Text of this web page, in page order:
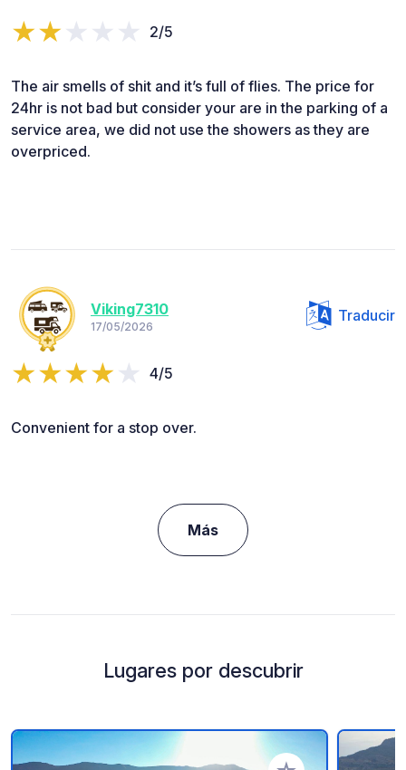
2/5
The air smells of shit and it’s full of flies. The price for
24hr is not bad but consider your are in the parking of a
service area, we did not use the showers as they are
overpriced.
Viking7310
17/05/2026
Traducir
4/5
Convenient for a stop over.
Más
Lugares por descubrir